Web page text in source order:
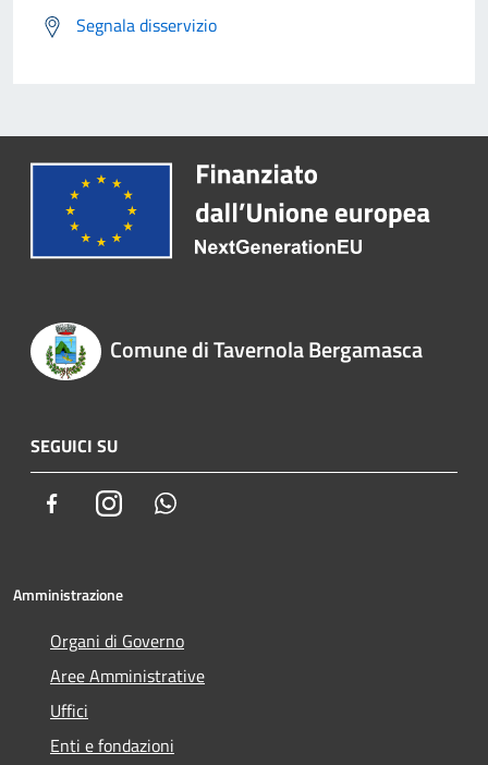
Segnala disservizio
Comune di Tavernola Bergamasca
SEGUICI SU
FacebookInstagram
Amministrazione
Organi di Governo
Aree Amministrative
Uffici
Enti e fondazioni